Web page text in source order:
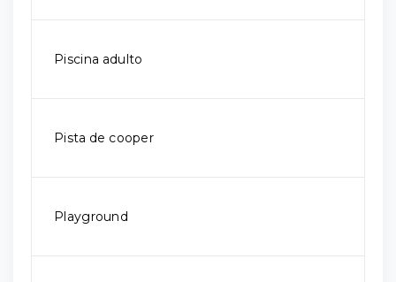
Piscina adulto
Pista de cooper
Playground